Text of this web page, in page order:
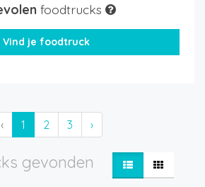
foodtrucks
‹ 1 2 3 ›
gevonden